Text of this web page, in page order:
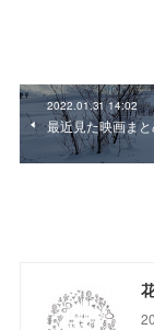
2022.01.31 14:02
最近見た映画ま